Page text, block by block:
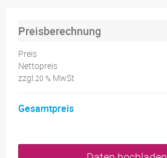
Preisberechnung
Preis
Nettopreis
zzgl.20 % MwSt
Gesamtpreis